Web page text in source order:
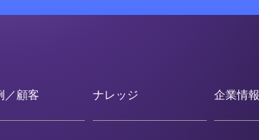
／顧客 ナレッジ 企業情報